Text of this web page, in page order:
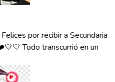
por recibir a Secundaria
Todo transcurrió en un